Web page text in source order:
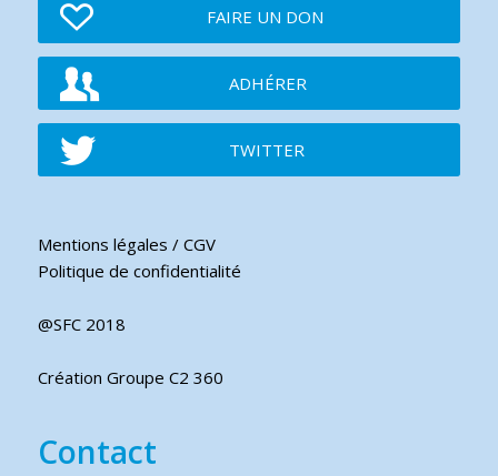
FAIRE UN DON
ADHÉRER
TWITTER
Mentions légales / CGV
Politique de confidentialité
@SFC 2018
Création Groupe C2 360
Contact